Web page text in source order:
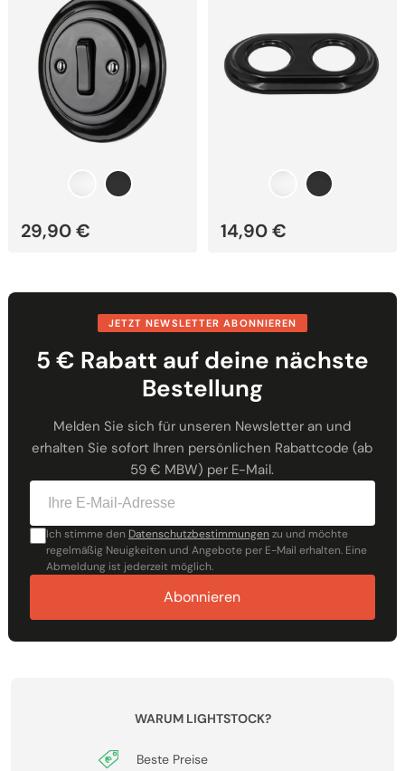
29,90€
Optionen
können
Produktseite
gewählt
werden
14,90€
der
Produktseite
gewählt
werden
JETZT NEWSLETTER ABONNIEREN
5 € Rabatt auf deine nächste
Bestellung
Melden Sie sich für unseren Newsletter an und
erhalten Sie sofort Ihren persönlichen Rabattcode (ab
59 € MBW) per E-Mail.
Ich stimme den Datenschutzbestimmungenzu und möchte
regelmäßig Neuigkeiten und Angebote per E-Mail erhalten. Eine
Abmeldung ist jederzeit möglich.
Abonnieren
WARUM LIGHTSTOCK?
Beste Preise